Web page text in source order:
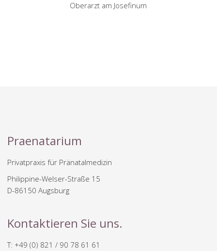
Oberarzt am Josefinum
Praenatarium
Privatpraxis für Pränatalmedizin
Philippine-Welser-Straße 15
D-86150 Augsburg
Kontaktieren Sie uns.
T: +49 (0) 821 / 90 78 61 61